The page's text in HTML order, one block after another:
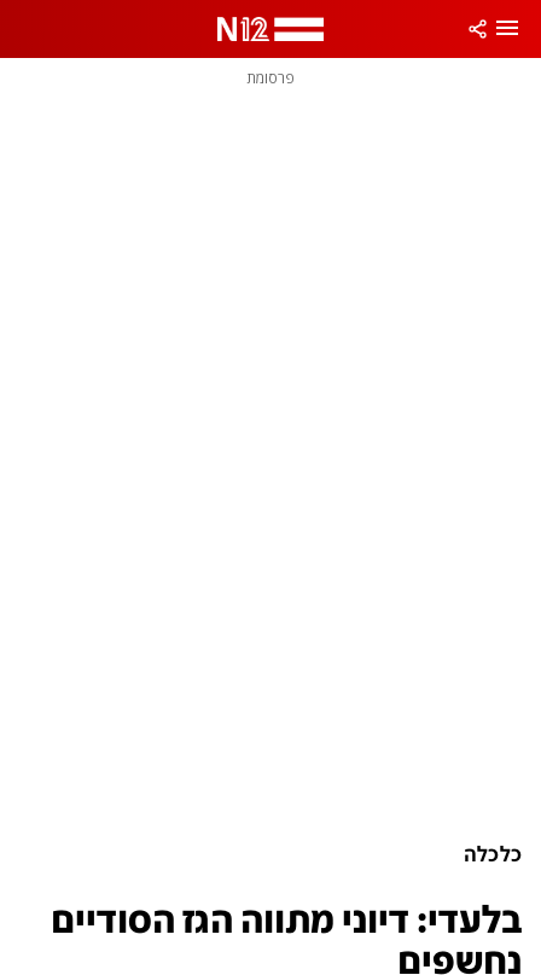
פרסומת
כלכלה
בלעדי: דיוני מתווה הגז הסודיים
נחשפים